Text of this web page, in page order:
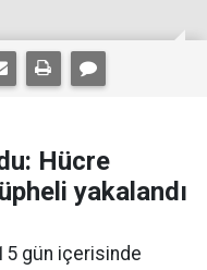
Hücre
yakalandı
gün içerisinde